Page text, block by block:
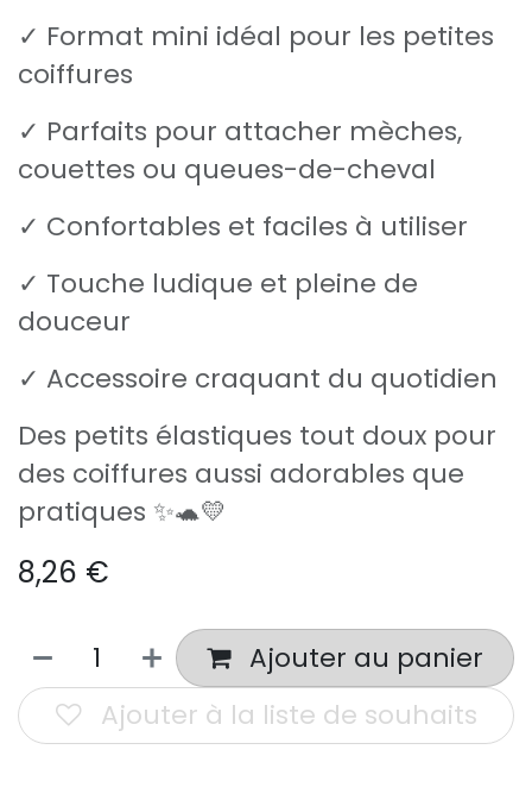
✓ Format mini idéal pour les petites
coiffures
✓ Parfaits pour attacher mèches,
couettes ou queues-de-cheval
✓ Confortables et faciles à utiliser
✓ Touche ludique et pleine de
douceur
✓ Accessoire craquant du quotidien
Des petits élastiques tout doux pour
des coiffures aussi adorables que
pratiques ✨🐢💛
8,26 €
Ajouter au panier
Ajouter à la liste de souhaits